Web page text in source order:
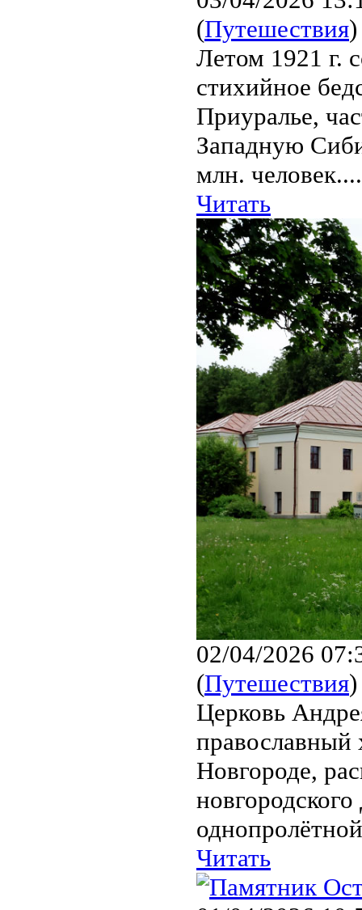
(Путешествия)
Летом 1921 г.
стихийное
Приуралье,
Западную
млн. человек....
Читать
02/04/2026
(Путешествия)
Церковь
Новгороде,
Читать